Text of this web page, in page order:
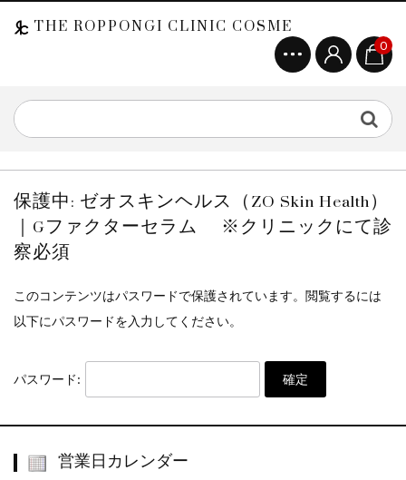
THE ROPPONGI CLINIC COSME
0
保護中: ゼオスキンヘルス（ZO Skin Health）
｜Gファクターセラム ※クリニックにて診
察必須
このコンテンツはパスワードで保護されています。閲覧するには
以下にパスワードを入力してください。
パスワード:
営業日カレンダー